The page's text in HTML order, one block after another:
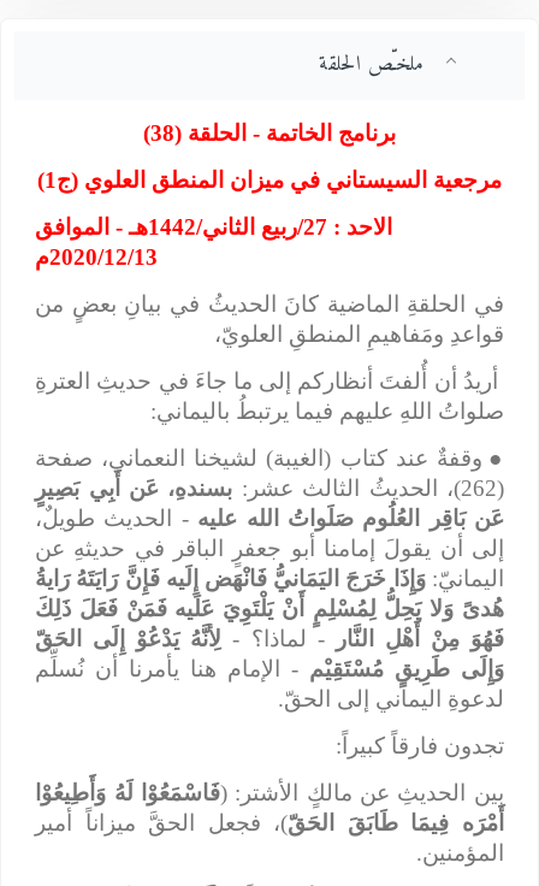
ملخـّص الحلقة
برنامج الخاتمة - الحلقة (38)
مرجعية السيستاني في ميزان المنطق العلوي (ج1)
الاحد : 27/ربيع الثاني/1442هـ - الموافق
2020/12/13م
في الحلقةِ الماضية كانَ الحديثُ في بيانِ بعضٍ من
قواعدِ ومَفاهيمِ المنطقِ العلويّ،
أريدُ أن أُلفتَ أنظاركم إلى ما جاءَ في حديثِ العترةِ
صلواتُ اللهِ عليهم فيما يرتبطُ باليماني:
●وقفةٌ عند كتاب (الغيبة) لشيخنا النعماني، صفحة
بسندهِ،
عَن أَبِي بَصِيرٍ
عَن بَاقِر العُلُوم صَلَواتُ الله
عليه - الحديث طويلٌ،
إلى أن يقولَ إمامنا أبو جعفرٍ الباقر في حديثهِ عن
اليمانيّ:وَإِذَا خَرَجَ اليَمَانيُّ فَانْهَض إِلَيه فَإِنَّ رَايَتَهُ رَايةُ
هُدىً وَلا يَحِلُّ لِمُسْلِمٍ أَنْ يَلْتَوِيَ عَلَيه فَمَنْ فَعَلَ ذَلِكَ
فَهُوَ مِنْ أَهْلِ النَّار
- لماذا؟ - لِأنَّهُ يَدْعُوْ إِلَى الحَقّ
وَإِلَى طَرِيقٍ مُسْتَقِيْم- الإمام هنا يأمرنا أن نُسلِّم
لدعوةِ اليماني إلى الحقّ.
تجدون فارقاً كبيراً:
بين الحديثِ عن مالكٍ الأشتر: ( فَاسْمَعُوْا لَهُ وَأَطِيعُوْا
أَمْرَه فِيمَا طَابَقَ الحَقّ)، فجعل الحقَّ ميزاناً أمير
المؤمنين.